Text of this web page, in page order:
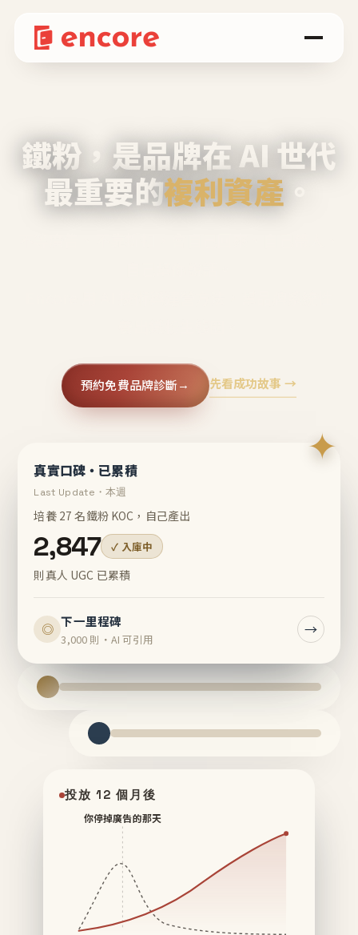
鐵粉，是品牌在 AI 世代
最重要的複利資產 。
預約免費品牌診斷→ 先看成功故事 →
✦
真實口碑・已累積
Last Update・本週
培養 27 名鐵粉 KOC，自己產出
2,847 ✓ 入庫中
則真人 UGC 已累積
◎ 下一里程碑
3,000 則・AI 可引用
→
投放 12 個月後
你停掉廣告的那天